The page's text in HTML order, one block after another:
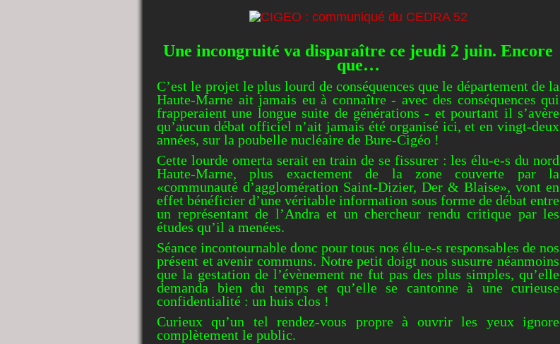
Une incongruité va disparaître ce jeudi 2 juin. Encore
que…
C’est le projet le plus lourd de conséquences que le département de la
Haute-Marne ait jamais eu à connaître - avec des conséquences qui
frapperaient une longue suite de générations - et pourtant il s’avère
qu’aucun débat officiel n’ait jamais été organisé ici, et en vingt-deux
années, sur la poubelle nucléaire de Bure-Cigéo !
Cette lourde omerta serait en train de se fissurer : les élu-e-s du nord
Haute-Marne, plus exactement de la zone couverte par la
«communauté d’agglomération Saint-Dizier, Der & Blaise», vont en
effet bénéficier d’une véritable information sous forme de débat entre
un représentant de l’Andra et un chercheur rendu critique par les
études qu’il a menées.
Séance incontournable donc pour tous nos élu-e-s responsables de nos
présent et avenir communs. Notre petit doigt nous susurre néanmoins
que la gestation de l’évènement ne fut pas des plus simples, qu’elle
demanda bien du temps et qu’elle se cantonne à une curieuse
confidentialité : un huis clos !
Curieux qu’un tel rendez-vous propre à ouvrir les yeux ignore
complètement le public.